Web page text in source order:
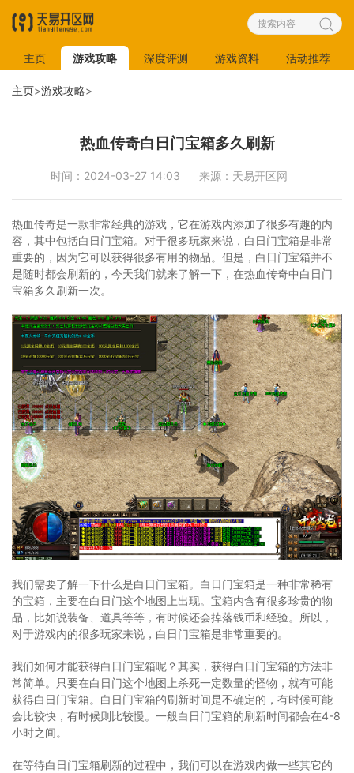
主页 游戏攻略 深度评测 游戏资料 活动推荐
主页>游戏攻略>
热血传奇白日门宝箱多久刷新
时间：2024-03-27 14:03 来源：天易开区网
热血传奇是一款非常经典的游戏，它在游戏内添加了很多有趣的内
容，其中包括白日门宝箱。对于很多玩家来说，白日门宝箱是非常
重要的，因为它可以获得很多有用的物品。但是，白日门宝箱并不
是随时都会刷新的，今天我们就来了解一下，在热血传奇中白日门
宝箱多久刷新一次。
我们需要了解一下什么是白日门宝箱。白日门宝箱是一种非常稀有
的宝箱，主要在白日门这个地图上出现。宝箱内含有很多珍贵的物
品，比如说装备、道具等等，有时候还会掉落钱币和经验。所以，
对于游戏内的很多玩家来说，白日门宝箱是非常重要的。
我们如何才能获得白日门宝箱呢？其实，获得白日门宝箱的方法非
常简单。只要在白日门这个地图上杀死一定数量的怪物，就有可能
获得白日门宝箱。白日门宝箱的刷新时间是不确定的，有时候可能
会比较快，有时候则比较慢。一般白日门宝箱的刷新时间都会在4-8
小时之间。
在等待白日门宝箱刷新的过程中，我们可以在游戏内做一些其它的